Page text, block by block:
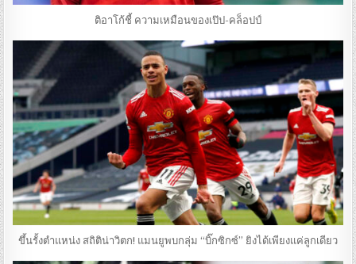
ติอาโก้ชี้ ความเหมือนของเป๊ป-คล็อปป์
ขึ้นรั้งตำแหน่ง สถิติน่าวิตก! แมนยูพบกลุ่ม “บิ๊กซิกซ์” ยิงได้เพียงแค่ลูกเดียว